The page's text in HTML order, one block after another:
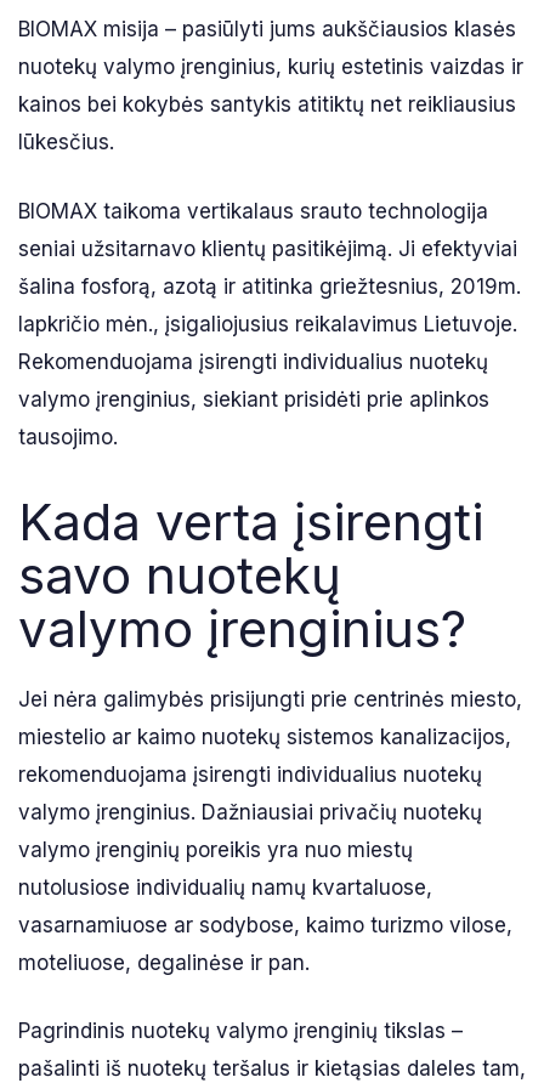
BIOMAX misija – pasiūlyti jums aukščiausios klasės
nuotekų valymo įrenginius, kurių estetinis vaizdas ir
kainos bei kokybės santykis atitiktų net reikliausius
lūkesčius.
BIOMAX taikoma vertikalaus srauto technologija
seniai užsitarnavo klientų pasitikėjimą. Ji efektyviai
šalina fosforą, azotą ir atitinka griežtesnius, 2019m.
lapkričio mėn., įsigaliojusius reikalavimus Lietuvoje.
Rekomenduojama įsirengti individualius nuotekų
valymo įrenginius, siekiant prisidėti prie aplinkos
tausojimo.
Kada verta įsirengti
savo nuotekų
valymo įrenginius?
Jei nėra galimybės prisijungti prie centrinės miesto,
miestelio ar kaimo nuotekų sistemos kanalizacijos,
rekomenduojama įsirengti individualius nuotekų
valymo įrenginius. Dažniausiai privačių nuotekų
valymo įrenginių poreikis yra nuo miestų
nutolusiose individualių namų kvartaluose,
vasarnamiuose ar sodybose, kaimo turizmo vilose,
moteliuose, degalinėse ir pan.
Pagrindinis nuotekų valymo įrenginių tikslas –
pašalinti iš nuotekų teršalus ir kietąsias daleles tam,